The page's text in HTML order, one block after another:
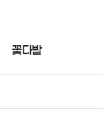
꽃다발